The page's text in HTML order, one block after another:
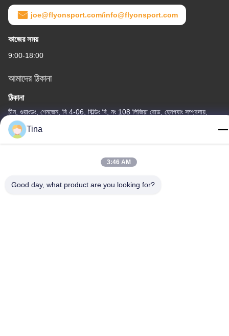
joe@flyonsport.com/info@flyonsport.com
কাজের সময়
9:00-18:00
আমাদের ঠিকানা
ঠিকানা
চীন, গুয়াংডং, শেনজেন, বি 4-06, বিল্ডিং বি, নং 108 লিজিয়া রোড, হেনগ্যাং সম্প্রদায়,
লংগ্যাং স্ট্রিট
টেলিফোন
Tina
3:46 AM
Good day, what product are you looking for?